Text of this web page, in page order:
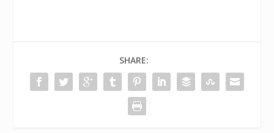
SHARE: